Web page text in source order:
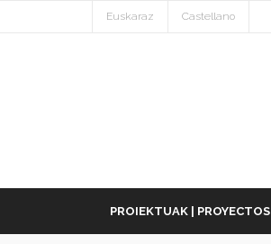
Euskaraz Castellano
PROIEKTUAK | PROYECTOS